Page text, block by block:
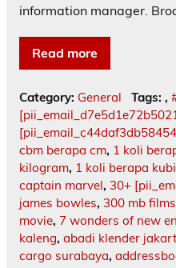
information manager.
Read more
Category: General Tags: ,
cbm berapa cm, 1 koli
kilogram, 1 koli berapa
captain marvel, 30+
james bowles, 300 mb films
movie, 7 wonders of new
kaleng, abadi klender
cargo surabaya,